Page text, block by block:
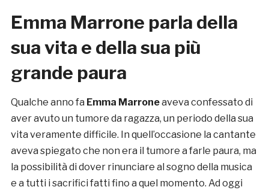
Emma Marrone parla della
sua vita e della sua più
grande paura
Qualche anno fa Emma Marroneaveva confessato di
aver avuto un tumore da ragazza, un periodo della sua
vita veramente difficile. In quell’occasione la cantante
aveva spiegato che non era il tumore a farle paura, ma
la possibilità di dover rinunciare al sogno della musica
e a tutti i sacrifici fatti fino a quel momento. Ad oggi